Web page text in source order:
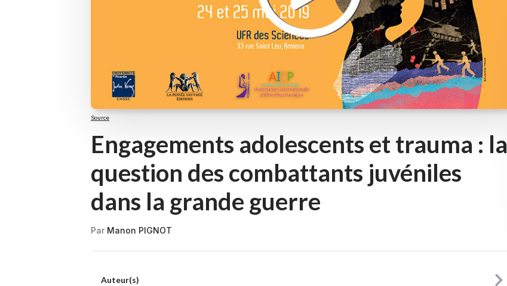
Source
Engagements adolescents et trauma : la
question des combattants juvéniles
dans la grande guerre
Par Manon PIGNOT
Auteur(s)